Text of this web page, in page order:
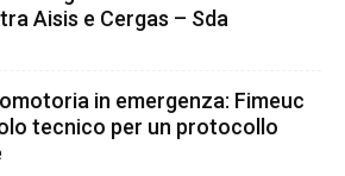
Aisis e Cergas – Sda
in emergenza: Fimeuc
tecnico per un protocollo